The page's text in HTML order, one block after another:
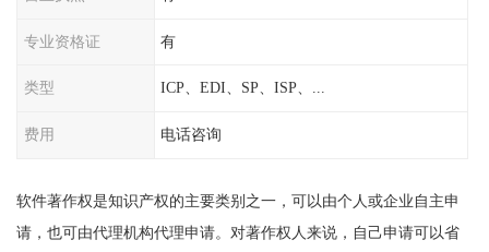
专业资格证 有
类型 ICP、EDI、SP、ISP、...
费用 电话咨询
软件著作权是知识产权的主要类别之一，可以由个人或企业自主申
请，也可由代理机构代理申请。对著作权人来说，自己申请可以省